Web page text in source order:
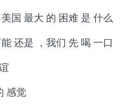
国 最大 的 困难 是 什么
还是 ，我们 先 喝 一口
感觉